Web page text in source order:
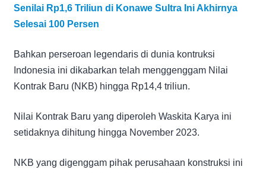
Senilai Rp1,6 Triliun di Konawe Sultra Ini Akhirnya
Selesai 100 Persen
Bahkan perseroan legendaris di dunia kontruksi
Indonesia ini dikabarkan telah menggenggam Nilai
Kontrak Baru (NKB) hingga Rp14,4 triliun.
Nilai Kontrak Baru yang diperoleh Waskita Karya ini
setidaknya dihitung hingga November 2023.
NKB yang digenggam pihak perusahaan konstruksi ini